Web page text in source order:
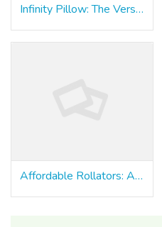
Infinity Pillow: The Versatile Sex Toy That's Changing the Game
Affordable Rollators: A Comprehensive Guide